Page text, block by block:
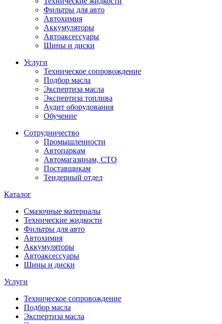
Фильтры для авто
Автохимия
Аккумуляторы
Автоаксессуары
Шины и диски
Услуги
Техническое сопровождение
Подбор масла
Экспертиза масла
Экспертиза топлива
Аудит оборудования
Обучение
Сотрудничество
Промышленности
Автопаркам
Автомагазинам, СТО
Поставщикам
Тендерный отдел
Каталог
Смазочные материалы
Технические жидкости
Фильтры для авто
Автохимия
Аккумуляторы
Автоаксессуары
Шины и диски
Услуги
Техническое сопровождение
Подбор масла
Экспертиза масла